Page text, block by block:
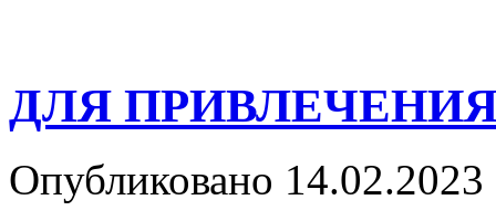
ДЛЯ
Опубликовано